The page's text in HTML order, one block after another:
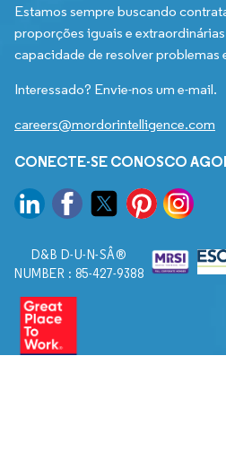
Estamos sempre buscando
proporções iguais e
capacidade de resolver problemas
Interessado? Envie-nos um e-mail.
careers@mordorintelligence.com
CONECTE-SE CONOSCO
D&B D-U-N-SÂ®
NUMBER : 85-427-9388